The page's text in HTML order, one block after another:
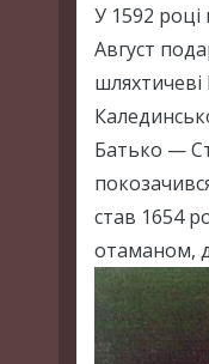
У 1592 році
Август
Батько —
став 1654
отаманом,